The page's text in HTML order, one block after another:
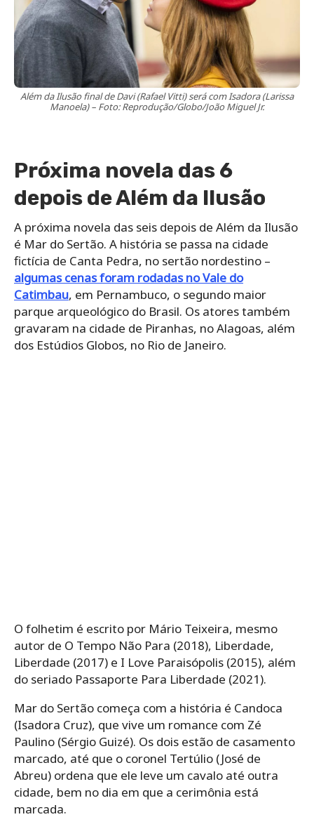
Além da Ilusão final de Davi (Rafael Vitti) será com Isadora (Larissa
Manoela) – Foto: Reprodução/Globo/João Miguel Jr.
Próxima novela das 6
depois de Além da Ilusão
A próxima novela das seis depois de Além da Ilusão
é Mar do Sertão. A história se passa na cidade
fictícia de Canta Pedra, no sertão nordestino –
algumas cenas foram rodadas no Vale do
Catimbau, em Pernambuco, o segundo maior
parque arqueológico do Brasil. Os atores também
gravaram na cidade de Piranhas, no Alagoas, além
dos Estúdios Globos, no Rio de Janeiro.
O folhetim é escrito por Mário Teixeira, mesmo
autor de O Tempo Não Para (2018), Liberdade,
Liberdade (2017) e I Love Paraisópolis (2015), além
do seriado Passaporte Para Liberdade (2021).
Mar do Sertão começa com a história é Candoca
(Isadora Cruz), que vive um romance com Zé
Paulino (Sérgio Guizé). Os dois estão de casamento
marcado, até que o coronel Tertúlio (José de
Abreu) ordena que ele leve um cavalo até outra
cidade, bem no dia em que a cerimônia está
marcada.